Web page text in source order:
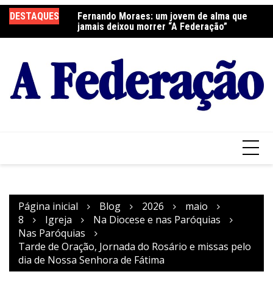
para
o
DESTAQUES
Fernando Moraes: um jovem de alma que
jamais deixou morrer “A Federação”
Curso Oração e Vida na Paróquia São José
Página inicial Blog 2026
maio
8
Igreja
Na Diocese e nas Paróquias
Nas Paróquias
Tarde de Oração, Jornada do Rosário e missas pelo
dia de Nossa Senhora de Fátima